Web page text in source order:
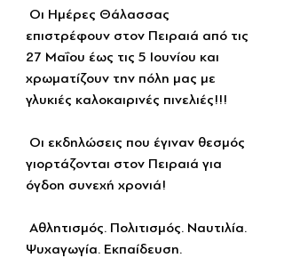
επιστρέφουν στον Πειραιά από τις
27 Μαΐου έως τις 5 Ιουνίου και
χρωματίζουν την πόλη μας με
γλυκιές καλοκαιρινές πινελιές!!!
γιορτάζονται στον Πειραιά για
όγδοη συνεχή χρονιά!
Ψυχαγωγία. Εκπαίδευση.